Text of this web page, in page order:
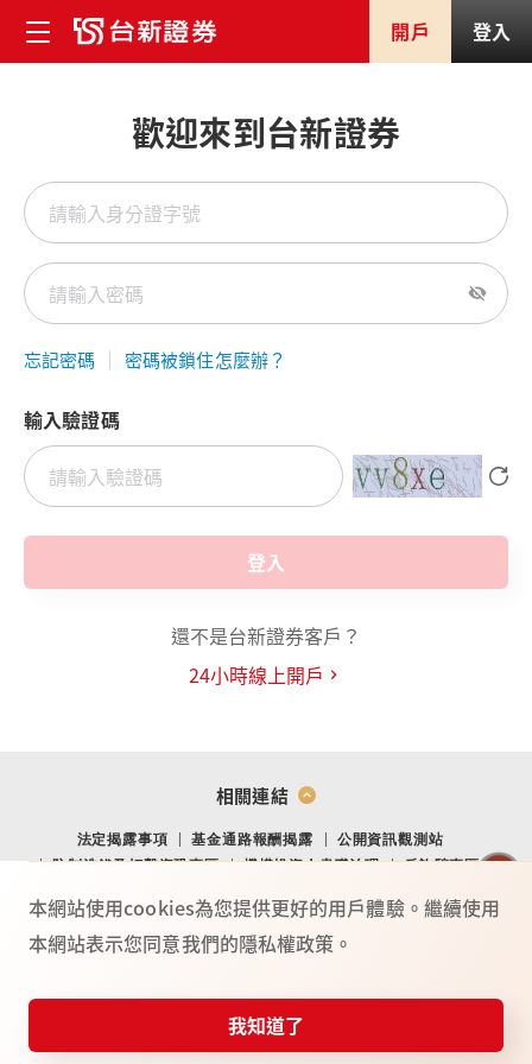
開戶 登入
歡迎來到台新證券
忘記密碼 密碼被鎖住怎麼辦？
輸入驗證碼
登入
還不是台新證券客戶？
24小時線上開戶
相關連結
法定揭露事項 基金通路報酬揭露
公開資訊觀測站
防制洗錢及打擊資恐專區
機構投資人盡職治理
反詐騙專區
台新證券服務專線：02-4050-9799．02-2708-3972．0800-088-148
115年金管證總字第 0025號
憑證快遞 投資誌 常見問題服務據點 反詐騙
本網站使用cookies為您提供更好的用戶體驗。繼續使用
本網站表示您同意我們的隱私權政策。
我知道了